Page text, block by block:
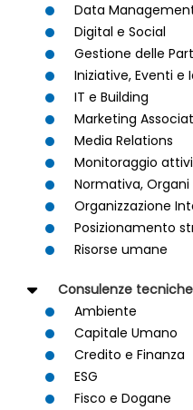
Data
Digital e Social
Gestione delle
Iniziative, Eventi e
IT e Building
Marketing
Media Relations
Monitoraggio
Normativa,
Organizzazione
Posizionamento
Risorse umane
Consulenze tecniche
Ambiente
Capitale Umano
Credito e Finanza
ESG
Fisco e Dogane